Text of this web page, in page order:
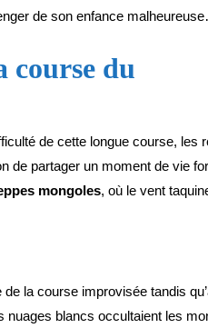
de son enfance
course du
de cette longue course,
de partager un moment de vie
mongoles, où le vent
de la course improvisée tandis
nuages blancs occultaient les